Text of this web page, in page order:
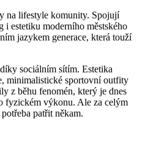
na lifestyle komunity. Spojují
estetiku moderního městského
jazykem generace, která touží
sociálním sítím. Estetika
minimalistické sportovní outfity
z běhu fenomén, který je dnes
fyzickém výkonu. Ale za celým
patřit někam.